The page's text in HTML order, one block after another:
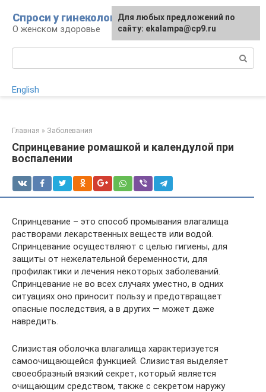
контенту
Спроси у гинеколога
О женском здоровье
English
Главная » Заболевания
Спринцевание ромашкой и календулой при
воспалении
Спринцевание – это способ промывания влагалища
растворами лекарственных веществ или водой.
Спринцевание осуществляют с целью гигиены, для
защиты от нежелательной беременности, для
профилактики и лечения некоторых заболеваний.
Спринцевание не во всех случаях уместно, в одних
ситуациях оно приносит пользу и предотвращает
опасные последствия, а в других — может даже
навредить.
Слизистая оболочка влагалища характеризуется
самоочищающейся функцией. Слизистая выделяет
своеобразный вязкий секрет, который является
очищающим средством, также с секретом наружу
Для любых предложений по
сайту: [email protected]
Для любых предложений по
сайту: ekalampa@cp9.ru